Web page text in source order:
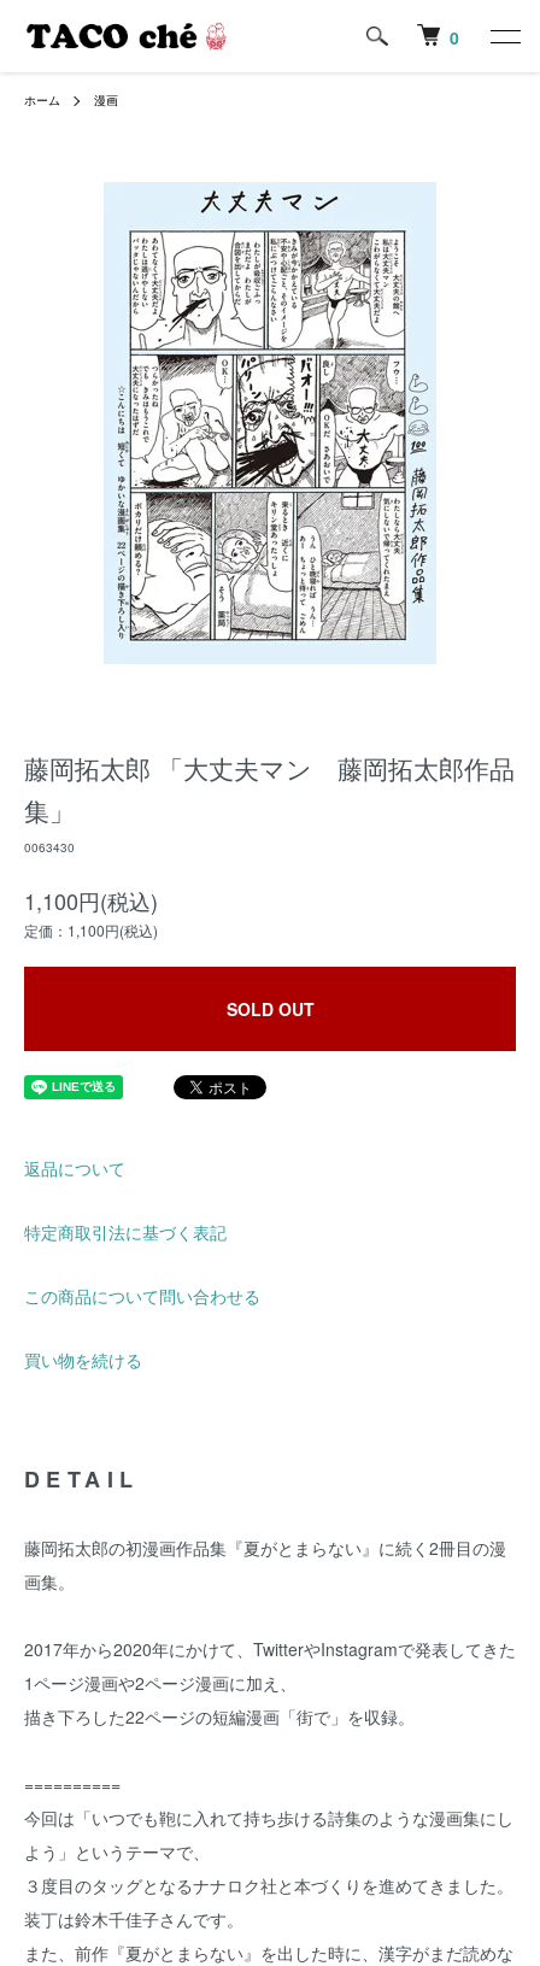
0
ホーム 漫画
藤岡拓太郎 「大丈夫マン 藤岡拓太郎作品
集」
0063430
1,100円(税込)
定価：1,100円(税込)
SOLD OUT
返品について
特定商取引法に基づく表記
この商品について問い合わせる
買い物を続ける
DETAIL
藤岡拓太郎の初漫画作品集『夏がとまらない』に続く2冊目の漫
画集。
2017年から2020年にかけて、TwitterやInstagramで発表してきた
1ページ漫画や2ページ漫画に加え、
描き下ろした22ページの短編漫画「街で」を収録。
==========
今回は「いつでも鞄に入れて持ち歩ける詩集のような漫画集にし
よう」というテーマで、
３度目のタッグとなるナナロク社と本づくりを進めてきました。
装丁は鈴木千佳子さんです。
また、前作『夏がとまらない』を出した時に、漢字がまだ読めな